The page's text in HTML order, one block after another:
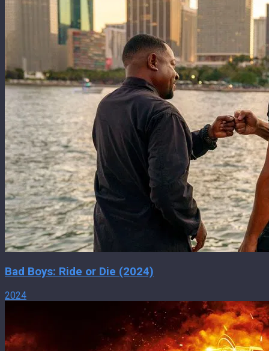
Bad Boys: Ride or Die (2024)
2024